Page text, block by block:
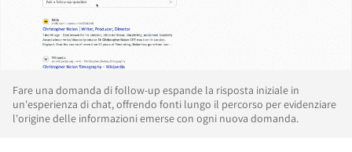
Fare una domanda di follow-up espande la risposta iniziale in
un'esperienza di chat, offrendo fonti lungo il percorso per evidenziare
l'origine delle informazioni emerse con ogni nuova domanda.